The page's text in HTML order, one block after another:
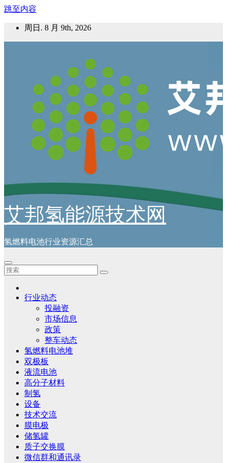
跳至内容
周日. 8 月 9th, 2026
艾邦氢能源技术网
氢燃料电池行业资源汇总
行业动态
投融资
市场信息
政策
整车动态
氢燃料电池堆
双极板
液流电池
高分子材料
制氢
设备
技术交流
膜电极
储氢罐
质子交换膜
微信群和通讯录